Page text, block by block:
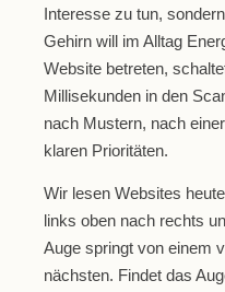
Interesse zu tun,
Gehirn will im Alltag
Website betreten,
Millisekunden in den
nach Mustern, nach
klaren Prioritäten.
Wir lesen Websites
links oben nach rechts
Auge springt von einem
nächsten. Findet das